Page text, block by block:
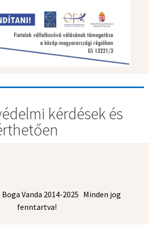
kérdések és
Vanda 2014-2025 Minden jog
fenntartva!